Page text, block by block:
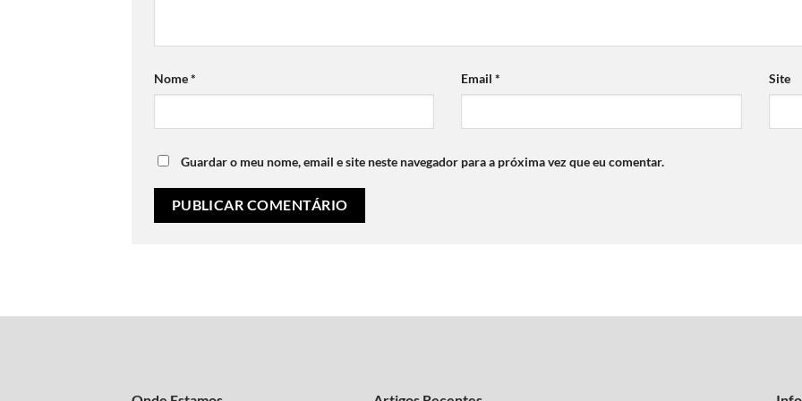
Nome* Email* Site
Guardar o meu nome, email e site neste navegador para a próxima vez que eu comentar.